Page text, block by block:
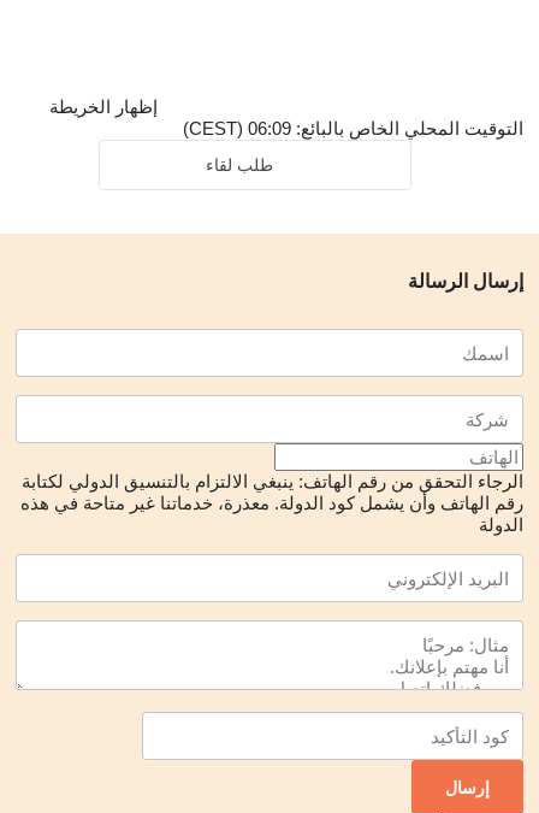
إظهار الخريطة
التوقيت المحلي الخاص بالبائع: 06:09 (CEST)
طلب لقاء
إرسال الرسالة
الرجاء التحقق من رقم الهاتف: ينبغي الالتزام بالتنسيق الدولي لكتابة
رقم الهاتف وأن يشمل كود الدولة. معذرة، خدماتنا غير متاحة في هذه
الدولة